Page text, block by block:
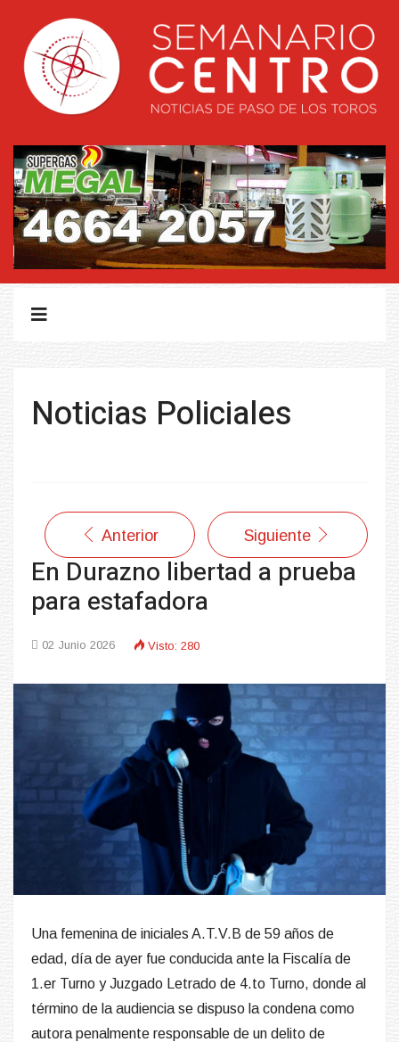
Noticias Policiales
Anterior Siguiente
En Durazno libertad a prueba
para estafadora
02 Junio 2026 Visto: 280
Una femenina de iniciales A.T.V.B de 59 años de
edad, día de ayer fue conducida ante la Fiscalía de
1.er Turno y Juzgado Letrado de 4.to Turno, donde al
término de la audiencia se dispuso la condena como
autora penalmente responsable de un delito de